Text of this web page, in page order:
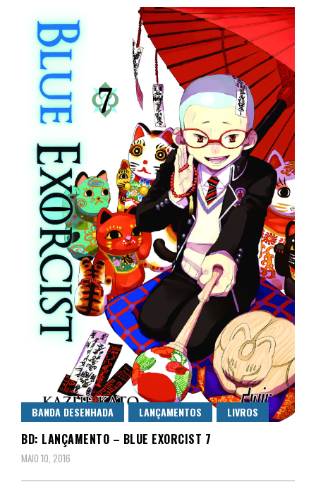
BANDA DESENHADA LANÇAMENTOS LIVROS
BD: LANÇAMENTO – BLUE EXORCIST 7
MAIO 10, 2016